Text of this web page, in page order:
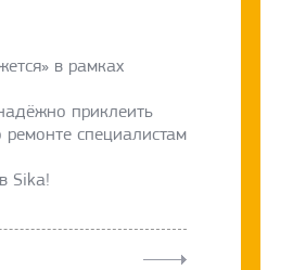
в рамках
приклеить
специалистам
Sika!